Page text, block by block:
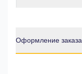
Оформление заказа